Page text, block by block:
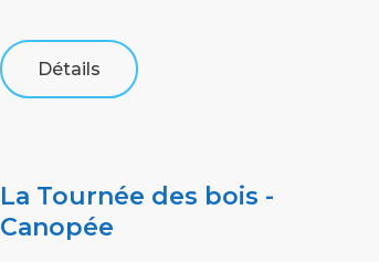
Détails
La Tournée des bois -
Canopée